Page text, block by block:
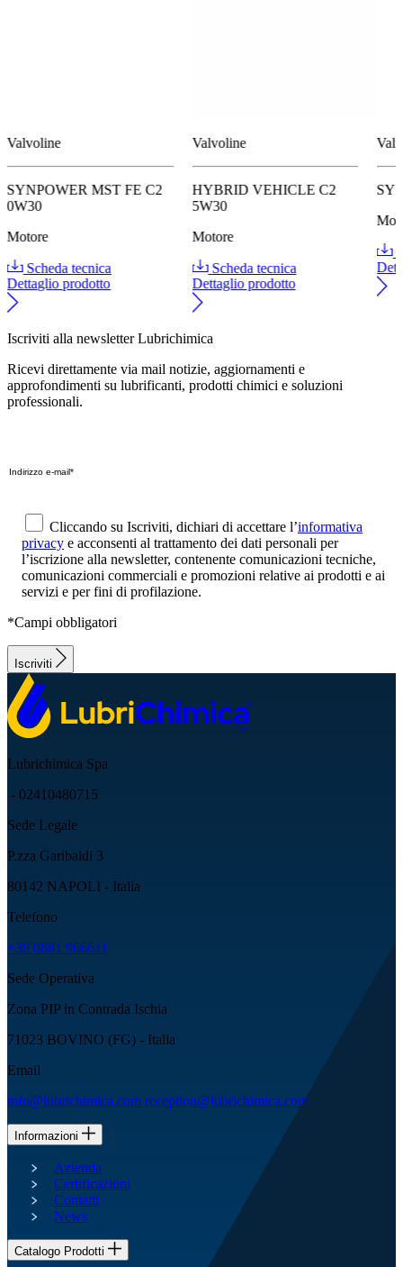
Valvoline
SYNPOWER MST FE C2
0W30
Motore
Scheda tecnica
Dettaglio prodotto
Valvoline
HYBRID VEHICLE C2
5W30
Motore
Scheda tecnica
Dettaglio prodotto
Iscriviti alla newsletter Lubrichimica
Ricevi direttamente via mail notizie, aggiornamenti e
approfondimenti su lubrificanti, prodotti chimici e soluzioni
professionali.
Cliccando su Iscriviti, dichiari di accettare l’informativa
privacy e acconsenti al trattamento dei dati personali per
l’iscrizione alla newsletter, contenente comunicazioni tecniche,
comunicazioni commerciali e promozioni relative ai prodotti e ai
servizi e per fini di profilazione.
*Campi obbligatori
Iscriviti
Lubrichimica Spa
- 02410480715
Sede Legale
P.zza Garibaldi 3
80142 NAPOLI - Italia
Telefono
+39 0881 966611
Sede Operativa
Zona PIP in Contrada Ischia
71023 BOVINO (FG) - Italia
Email
info@lubrichimica.com reception@lubrichimica.com
Informazioni
Azienda
Certificazioni
Contatti
News
Catalogo Prodotti